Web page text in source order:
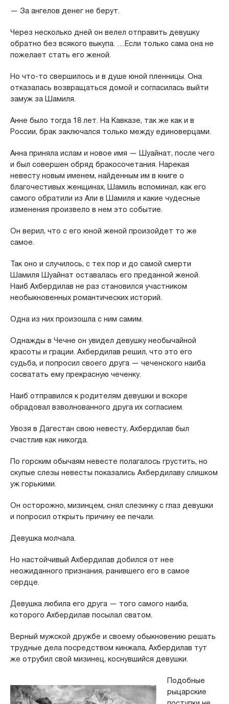
— За ангелов денег не берут.
Через несколько дней он велел отправить девушку
обратно без всякого выкупа. …Если только сама она не
пожелает стать его женой.
Но что-то свершилось и в душе юной пленницы. Она
отказалась возвращаться домой и согласилась выйти
замуж за Шамиля.
Анне было тогда 18 лет. На Кавказе, так же как и в
России, брак заключался только между единоверцами.
Анна приняла ислам и новое имя — Шуайнат, после чего
и был совершен обряд бракосочетания. Нарекая
невесту новым именем, найденным им в книге о
благочестивых женщинах, Шамиль вспоминал, как его
самого обратили из Али в Шамиля и какие чудесные
изменения произвело в нем это событие.
Он верил, что с его юной женой произойдет то же
самое.
Так оно и случилось, с тех пор и до самой смерти
Шамиля Шуайнат оставалась его преданной женой.
Наиб Ахбердилав не раз становился участником
необыкновенных романтических историй.
Одна из них произошла с ним самим.
Однажды в Чечне он увидел девушку необычайной
красоты и грации. Ахбердилав решил, что это его
судьба, и попросил своего друга — чеченского наиба
сосватать ему прекрасную чеченку.
Наиб отправился к родителям девушки и вскоре
обрадовал взволнованного друга их согласием.
Увозя в Дагестан свою невесту, Ахбердилав был
счастлив как никогда.
По горским обычаям невесте полагалось грустить, но
скупые слезы невесты показались Ахбердилаву слишком
уж горькими.
Он осторожно, мизинцем, снял слезинку с глаз девушки
и попросил открыть причину ее печали.
Девушка молчала.
Но настойчивый Ахбердилав добился от нее
неожиданного признания, ранившего его в самое
сердце.
Девушка любила его друга — того самого наиба,
которого Ахбердилав посылал сватом.
Верный мужской дружбе и своему обыкновению решать
трудные дела посредством кинжала, Ахбердилав тут
же отрубил свой мизинец, коснувшийся девушки.
Подобные
рыцарские